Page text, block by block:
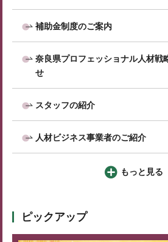
補助金制度のご案内
奈良県プロフェッショナル人材戦
せ
スタッフの紹介
人材ビジネス事業者のご紹介
もっと見る
ピックアップ